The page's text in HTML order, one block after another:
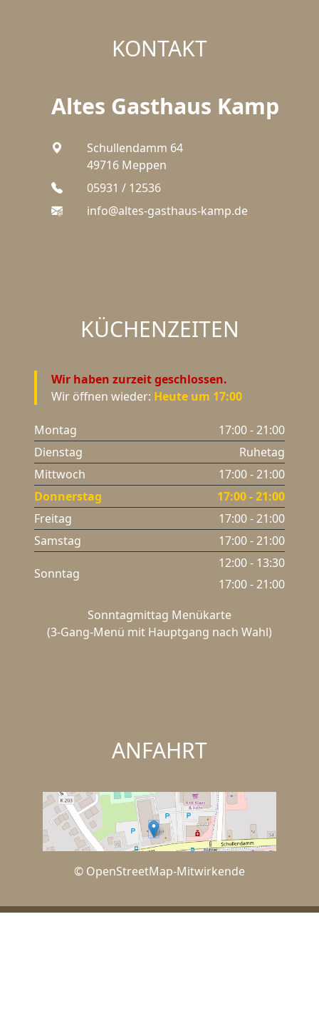
KONTAKT
Altes Gasthaus Kamp
Schullendamm 64
49716 Meppen
05931 / 12536
info@altes-gasthaus-kamp.de
KÜCHENZEITEN
Wir haben zurzeit geschlossen.
Wir öffnen wieder: Heute um 17:00
Montag
17:00 - 21:00
Dienstag
Ruhetag
Mittwoch
17:00 - 21:00
Donnerstag
17:00 - 21:00
Freitag
17:00 - 21:00
Samstag
17:00 - 21:00
Sonntag
12:00 - 13:30
17:00 - 21:00
Sonntagmittag Menükarte
(3-Gang-Menü mit Hauptgang nach Wahl)
ANFAHRT
© OpenStreetMap-Mitwirkende